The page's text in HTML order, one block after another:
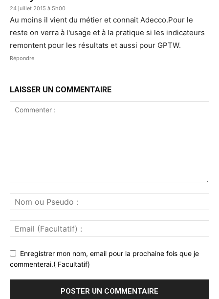
24 juillet 2015 à 5h00
Au moins il vient du métier et connait Adecco.Pour le
reste on verra à l'usage et à la pratique si les indicateurs
remontent pour les résultats et aussi pour GPTW.
Répondre
LAISSER UN COMMENTAIRE
Enregistrer mon nom, email pour la prochaine fois que je
commenterai.( Facultatif)